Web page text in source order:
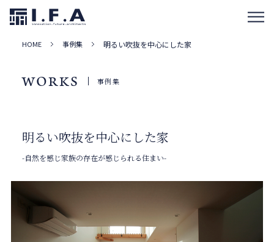
HOME 事例集 明るい吹抜を中心にした家
WORKS 事例集
明るい吹抜を中心にした家
-自然を感じ家族の存在が感じられる住まい-